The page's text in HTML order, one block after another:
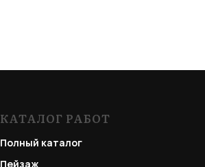
КАТАЛОГ РАБОТ
Полный каталог
Пейзаж